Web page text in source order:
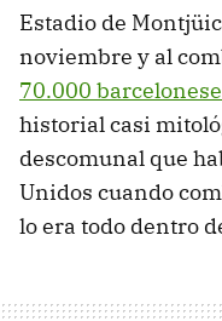
Estadio de
noviembre y al
70.000
historial casi
descomunal que
Unidos cuando
lo era todo dentro